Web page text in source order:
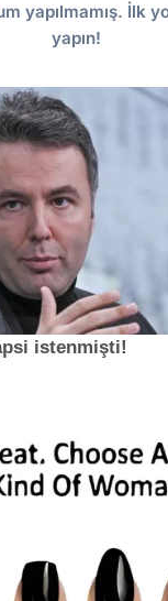
yapılmamış. İlk
yapın!